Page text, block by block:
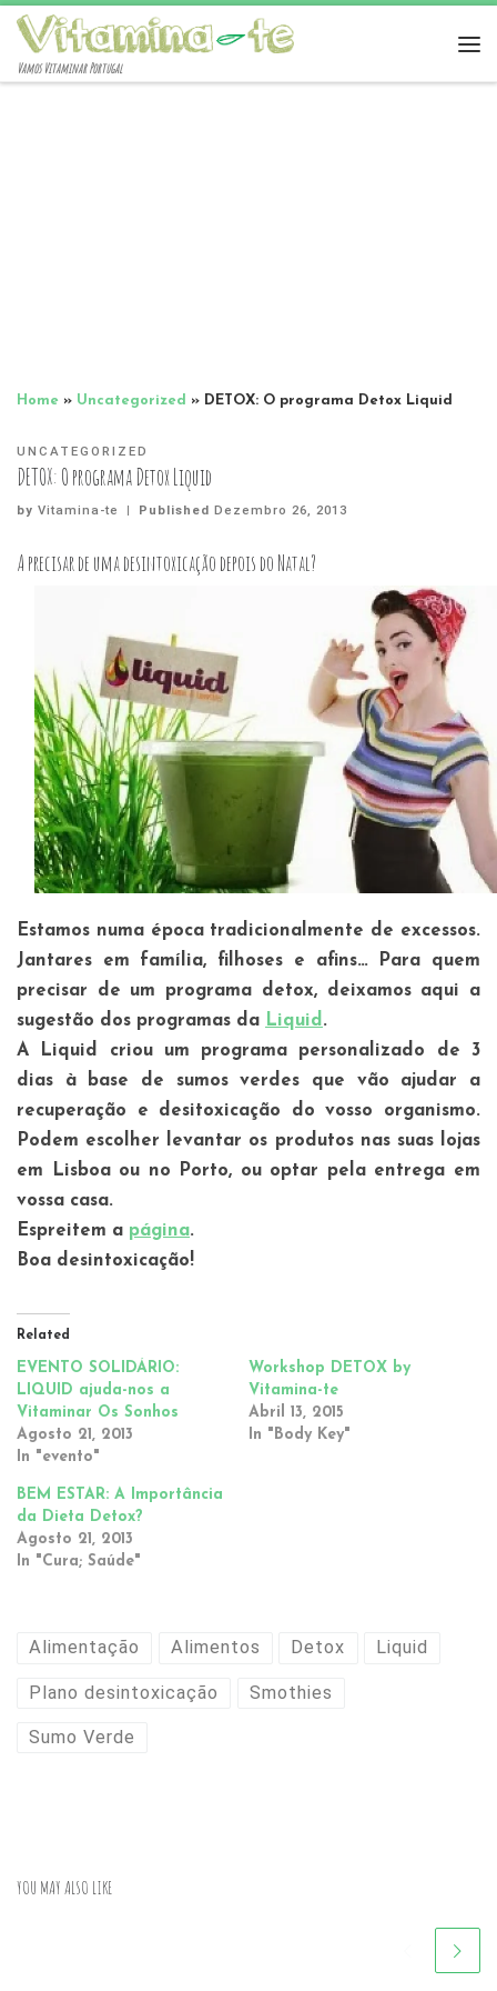
Vamos Vitaminar Portugal
Home » Uncategorized » DETOX: O programa Detox Liquid
UNCATEGORIZED
DETOX: O programa Detox Liquid
by Vitamina-te | PublishedDezembro 26, 2013
A precisar de uma desintoxicação depois do Natal?
Estamos numa época tradicionalmente de excessos.
Jantares em família, filhoses e afins… Para quem
precisar de um programa detox, deixamos aqui a
sugestão dos programas da Liquid .
A Liquid criou um programa personalizado de 3
dias à base de sumos verdes que vão ajudar a
recuperação e desitoxicação do vosso organismo.
Podem escolher levantar os produtos nas suas lojas
em Lisboa ou no Porto, ou optar pela entrega em
vossa casa.
Espreitem a página.
Boa desintoxicação!
Related
EVENTO SOLIDÁRIO:
LIQUID ajuda-nos a
Vitaminar Os Sonhos
Agosto 21, 2013
In "evento"
Workshop DETOX by
Vitamina-te
Abril 13, 2015
In "Body Key"
BEM ESTAR: A Importância
da Dieta Detox?
Agosto 21, 2013
In "Cura; Saúde"
Alimentação Alimentos Detox Liquid
Plano desintoxicação Smothies
Sumo Verde
YOU MAY ALSO LIKE